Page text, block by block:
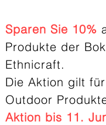
Sparen Sie 10%
Produkte der
Ethnicraft.
Die Aktion gilt
Outdoor
Aktion bis 11.